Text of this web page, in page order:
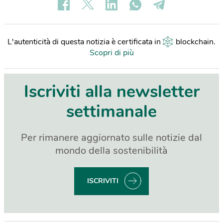
L'autenticità di questa notizia è certificata in blockchain.
Scopri di più
Iscriviti alla newsletter
settimanale
Per rimanere aggiornato sulle notizie dal
mondo della sostenibilità
ISCRIVITI